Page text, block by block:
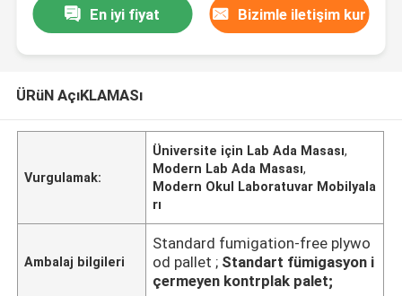
En iyi fiyat Bizimle iletişim kur
ÜRüN AçıKLAMASı
Vurgulamak:
Üniversite için Lab Ada Masası,
Modern Lab Ada Masası,
Modern Okul Laboratuvar Mobilyala
rı
Ambalaj bilgileri
Standard fumigation-free plywo
od pallet ; Standart fümigasyon i
çermeyen kontrplak palet;